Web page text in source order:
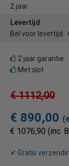
2 jaar
Levertijd
Bel voor levertijd
2 jaar garantie
Met slot
€ 1112,00
€ 890,00
€ 1076,90 (inc.
✔ Gratis